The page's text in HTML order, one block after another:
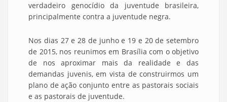
verdadeiro genocídio da juventude brasileira,
principalmente contra a juventude negra.
Nos dias 27 e 28 de junho e 19 e 20 de setembro
de 2015, nos reunimos em Brasília com o objetivo
de nos aproximar mais da realidade e das
demandas juvenis, em vista de construirmos um
plano de ação conjunto entre as pastorais sociais
e as pastorais de juventude.